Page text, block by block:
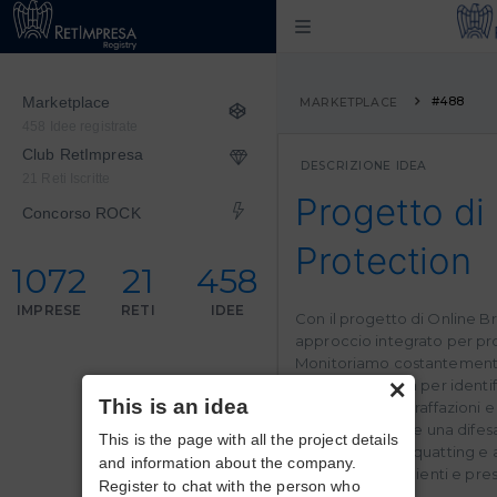
Marketplace
Club RetImpresa
Concorso ROCK
1072
IMPRESE
21
RETI
458
IDEE
MARKETPLACE #488
DESCRIZIONE IDEA
Progetto di
Protection
Con il progetto di Online
approccio integrato per
Monitoriamo
motori di ricerca per
fraudolenti, contraffazioni
obiettivo è offrire una
phishing, cybersquatting
sicurezza per i clienti e
×
This is an idea
This is the page with all the project details
and information about the company.
Register to chat with the person who